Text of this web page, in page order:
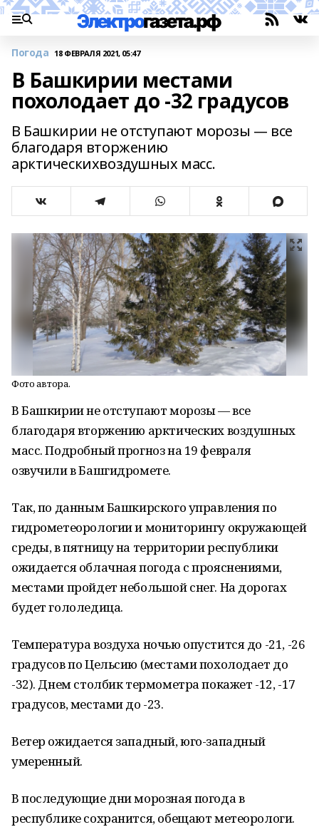
Погода 18 ФЕВРАЛЯ 2021, 05:47
В Башкирии местами
похолодает до -32 градусов
В Башкирии не отступают морозы — все
благодаря вторжению
арктическихвоздушных масс.
Фото автора.
В Башкирии не отступают морозы — все
благодаря вторжению арктических воздушных
масс. Подробный прогноз на 19 февраля
озвучили в Башгидромете.
Так, по данным Башкирского управления по
гидрометеорологии и мониторингу окружающей
среды, в пятницу на территории республики
ожидается облачная погода с прояснениями,
местами пройдет небольшой снег. На дорогах
будет гололедица.
Температура воздуха ночью опустится до -21, -26
градусов по Цельсию (местами похолодает до
-32). Днем столбик термометра покажет -12, -17
градусов, местами до -23.
Ветер ожидается западный, юго-западный
умеренный.
В последующие дни морозная погода в
республике сохранится, обещают метеорологи.